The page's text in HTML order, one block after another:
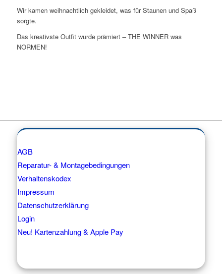
Wir kamen weihnachtlich gekleidet, was für Staunen und Spaß
sorgte.
Das kreativste Outfit wurde prämiert – THE WINNER was
NORMEN!
AGB
Reparatur- & Montagebedingungen
Verhaltenskodex
Impressum
Datenschutzerklärung
Login
Neu! Kartenzahlung & Apple Pay